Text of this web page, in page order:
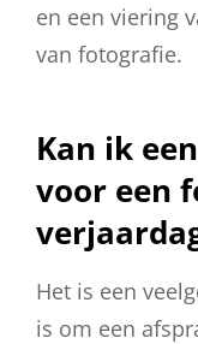
en een viering
van fotografie.
Kan ik
voor een
Het is een
is om een